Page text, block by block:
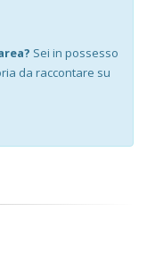
Sei in possesso
da raccontare su